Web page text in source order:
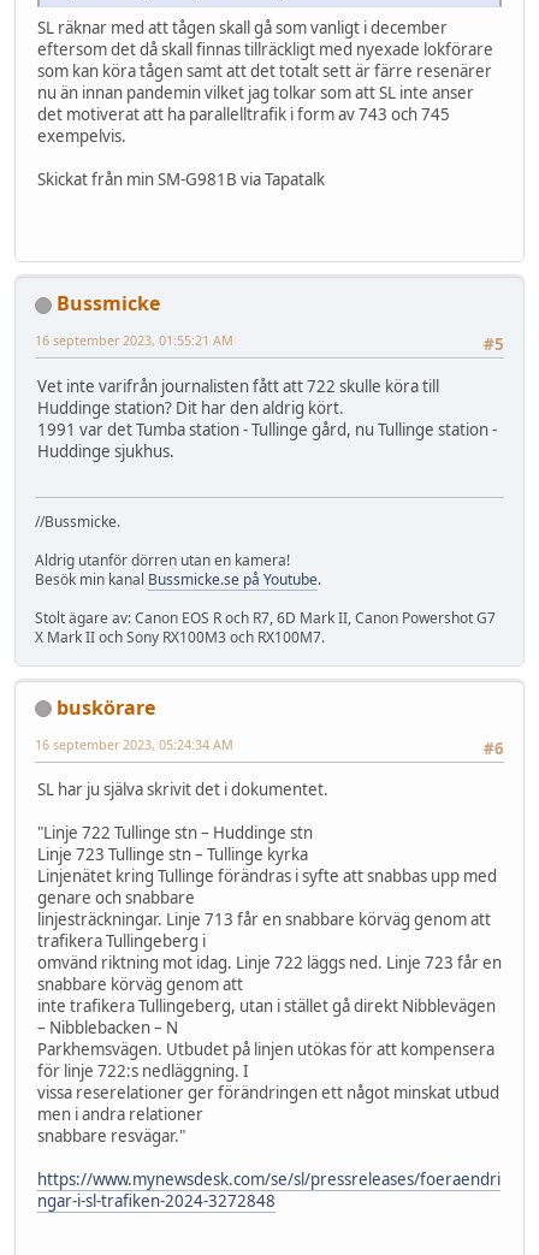
SL räknar med att tågen skall gå som vanligt i december
eftersom det då skall finnas tillräckligt med nyexade lokförare
som kan köra tågen samt att det totalt sett är färre resenärer
nu än innan pandemin vilket jag tolkar som att SL inte anser
det motiverat att ha parallelltrafik i form av 743 och 745
exempelvis.
Skickat från min SM-G981B via Tapatalk
Bussmicke
#5
16 september 2023, 01:55:21 AM
Vet inte varifrån journalisten fått att 722 skulle köra till
Huddinge station? Dit har den aldrig kört.
1991 var det Tumba station - Tullinge gård, nu Tullinge station -
Huddinge sjukhus.
//Bussmicke.
Aldrig utanför dörren utan en kamera!
Besök min kanal Bussmicke.se på Youtube.
Stolt ägare av: Canon EOS R och R7, 6D Mark II, Canon Powershot G7
X Mark II och Sony RX100M3 och RX100M7.
buskörare
#6
16 september 2023, 05:24:34 AM
SL har ju själva skrivit det i dokumentet.
"Linje 722 Tullinge stn – Huddinge stn
Linje 723 Tullinge stn – Tullinge kyrka
Linjenätet kring Tullinge förändras i syfte att snabbas upp med
genare och snabbare
linjesträckningar. Linje 713 får en snabbare körväg genom att
trafikera Tullingeberg i
omvänd riktning mot idag. Linje 722 läggs ned. Linje 723 får en
snabbare körväg genom att
inte trafikera Tullingeberg, utan i stället gå direkt Nibblevägen
– Nibblebacken – N
Parkhemsvägen. Utbudet på linjen utökas för att kompensera
för linje 722:s nedläggning. I
vissa reserelationer ger förändringen ett något minskat utbud
men i andra relationer
snabbare resvägar."
https://www.mynewsdesk.com/se/sl/pressreleases/foeraendri
ngar-i-sl-trafiken-2024-3272848